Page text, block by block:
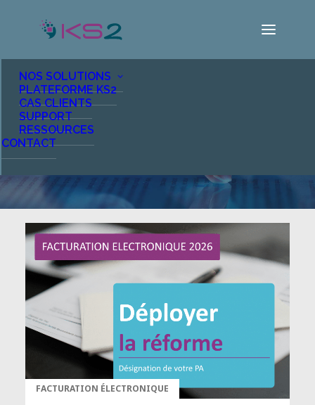
NOS SOLUTIONS
PLATEFORME KS2
CAS CLIENTS
SUPPORT
RESSOURCES
CONTACT
FACTURATION ÉLECTRONIQUE